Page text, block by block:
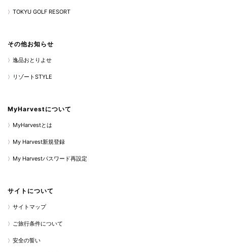
TOKYU GOLF RESORT
その他お知らせ
逸品おとりよせ
リゾートSTYLE
MyHarvestについて
MyHarvestとは
My Harvest新規登録
My Harvestパスワード再設定
サイトについて
サイトマップ
ご旅行条件について
安全の誓い